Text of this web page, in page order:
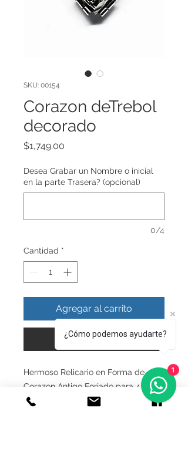
SKU: 00154
Corazon deTrebol
decorado
$1,749.00
Desea Grabar un Nombre o inicial
en la parte Trasera? (opcional)
0/4
Cantidad *
Agregar al carrito
Realizar compra
Hermoso Relicario en Forma de
Corazon Antigo Forjado para 4
fotografias Album
¿Cómo podemos ayudarte?
1